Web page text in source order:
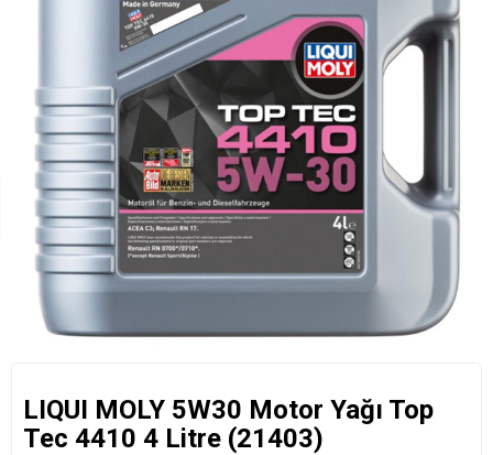
LIQUI MOLY 5W30 Motor Yağı Top
Tec 4410 4 Litre (21403)